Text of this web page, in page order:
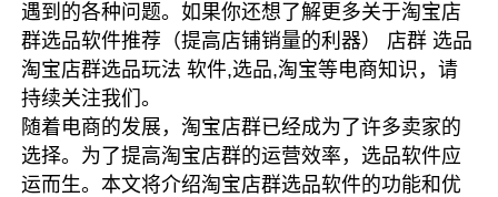
遇到的各种问题。如果你还想了解更多关于淘宝店
群选品软件推荐（提高店铺销量的利器） 店群 选品
淘宝店群选品玩法 软件,选品,淘宝等电商知识，请
持续关注我们。
随着电商的发展，淘宝店群已经成为了许多卖家的
选择。为了提高淘宝店群的运营效率，选品软件应
运而生。本文将介绍淘宝店群选品软件的功能和优